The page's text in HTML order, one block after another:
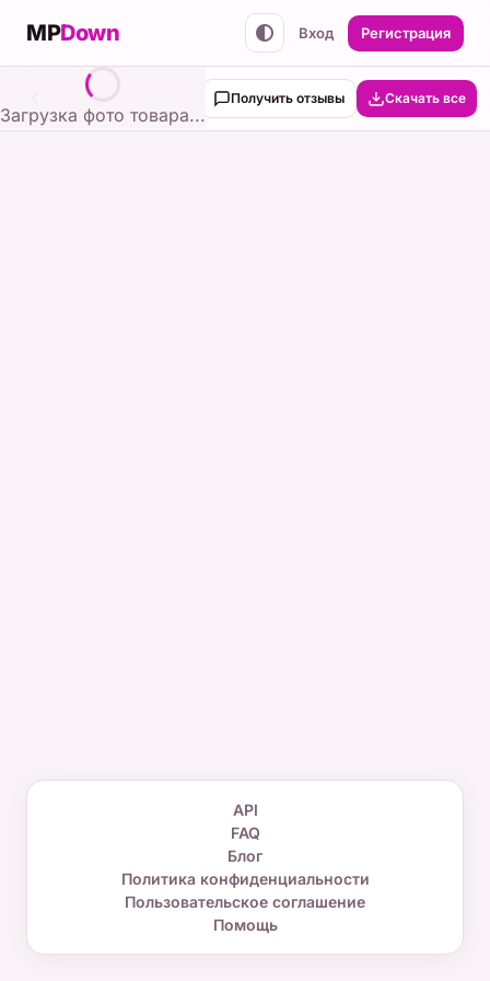
MPDown Вход Регистрация
Загрузка фото товара...
Получить отзывы Скачать все
API
FAQ
Блог
Политика конфиденциальности
Пользовательское соглашение
Помощь